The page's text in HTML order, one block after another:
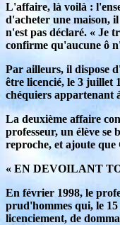
L'affaire, là voilà :
d'acheter une maison,
n'est pas déclaré. « Je
confirme qu'aucune ô
Par ailleurs, il dispose
être licencié, le 3 juillet
chéquiers appartenant
La deuxième affaire
professeur, un élève
reproche, et ajoute
« EN DEVOILANT
En février 1998, le
prud'hommes qui, le 15
licenciement, de